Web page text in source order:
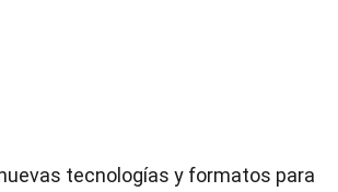
tecnologías y formatos para